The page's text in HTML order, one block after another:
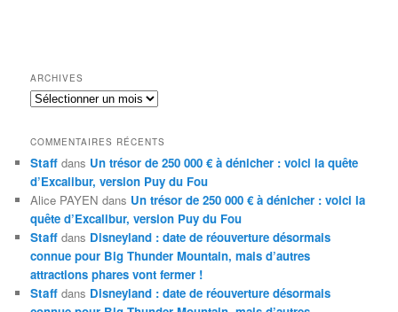
ARCHIVES
Archives
COMMENTAIRES RÉCENTS
Staff dans Un trésor de 250 000 € à dénicher : voici la quête
d’Excalibur, version Puy du Fou
Alice PAYEN dans Un trésor de 250 000 € à dénicher : voici la
quête d’Excalibur, version Puy du Fou
Staff dans Disneyland : date de réouverture désormais
connue pour Big Thunder Mountain, mais d’autres
attractions phares vont fermer !
Staff dans Disneyland : date de réouverture désormais